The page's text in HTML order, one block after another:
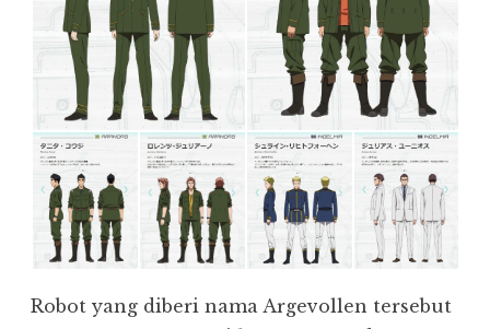
Robot yang diberi nama Argevollen tersebut